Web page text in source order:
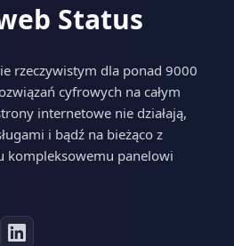
Status
rzeczywistym dla ponad 9000
cyfrowych na całym
internetowe nie działają,
i bądź na bieżąco z
kompleksowemu panelowi